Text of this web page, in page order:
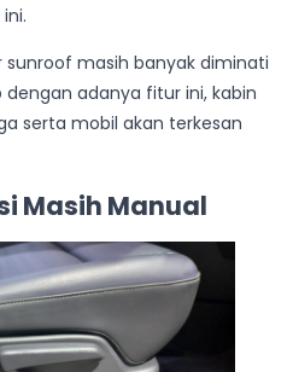
masih banyak diminati
dengan adanya fitur ini, kabin
serta mobil akan terkesan
Masih Manual